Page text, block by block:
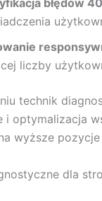
błędów
liczby
technik
i optymalizacja
wyższe
dla